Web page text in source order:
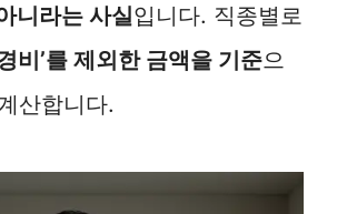
니라는 사실입니다. 직종별로
비’를 제외한 금액을 기준으
산합니다.